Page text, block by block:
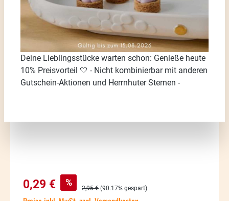
Bildergalerie überspringen
Verkaufspreis:
0,29 € % Regulärer Preis:
2,95 € (90.17% gespart)
Deine Lieblingsstücke warten schon: Genieße heute
10% Preisvorteil 🤍 - Nicht kombinierbar mit anderen
Gutschein-Aktionen und Herrnhuter Sternen -